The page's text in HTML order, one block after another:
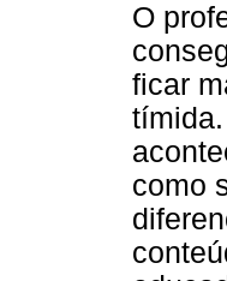
O
ficar
como